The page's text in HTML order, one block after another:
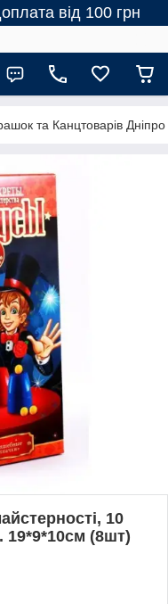
від 100 грн
та Канцтоварів Дніпро
10
19*9*10см (8шт)